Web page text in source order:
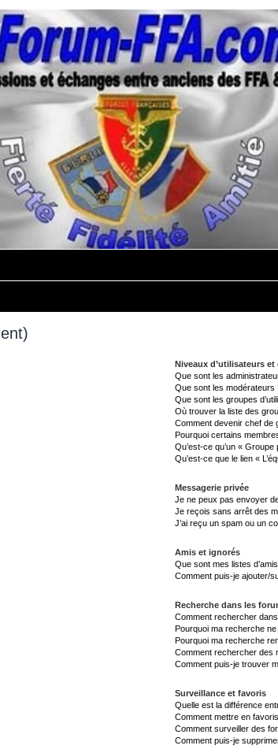
Niveaux d’utilisateurs et
Que sont les
Que sont les modérateurs
Que sont les groupes
Où trouver la liste des
Comment devenir chef de
Pourquoi certains
Qu’est-ce qu’un « Groupe
Qu’est-ce que le lien «
Messagerie privée
Je ne peux pas envoyer
Je reçois sans arrêt des
J’ai reçu un spam ou un
Amis et ignorés
Que sont mes listes
Comment puis-je ajouter/
Recherche dans les
Comment rechercher
Pourquoi ma recherche
Pourquoi ma recherche
Comment rechercher des
Comment puis-je trouver
Surveillance et favoris
Quelle est la différence
Comment mettre en
Comment surveiller des
Comment puis-je